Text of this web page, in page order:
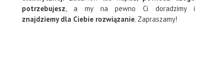
potrzebujesz, a my na pewno Ci doradzimy i
znajdziemy dla Ciebie rozwiązanie. Zapraszamy!